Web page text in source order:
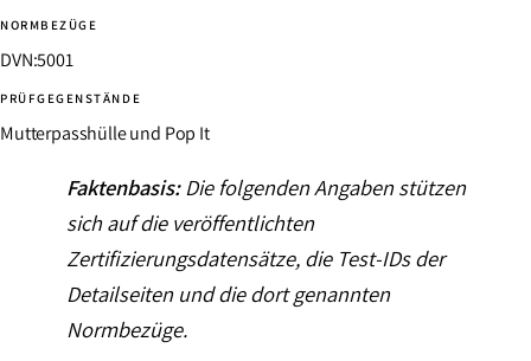
NORMBEZÜGE
DVN:5001
PRÜFGEGENSTÄNDE
Mutterpasshülle und Pop It
Faktenbasis:Die folgenden Angaben stützen
sich auf die veröffentlichten
Zertifizierungsdatensätze, die Test-IDs der
Detailseiten und die dort genannten
Normbezüge.